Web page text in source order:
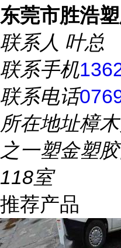
东莞市胜浩
联系人 叶总
联系手机
联系电话
所在地址樟
之一塑金塑
118室
推荐产品